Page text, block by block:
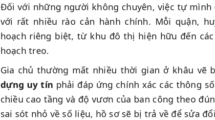
Đối với những người không chuyên, việc tự
với rất nhiều rào cản hành chính. Mỗi quận,
hoạch riêng biệt, từ khu đô thị hiện hữu đến
hoạch treo.
Gia chủ thường mất nhiều thời gian ở khâu vẽ
dựng uy tín phải đáp ứng chính xác các thông
chiều cao tầng và độ vươn của ban công theo
sai sót nhỏ về số liệu, hồ sơ sẽ bị trả về để sửa